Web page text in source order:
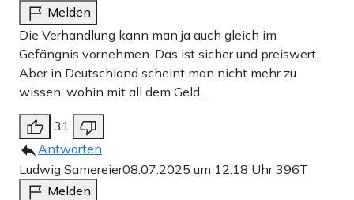
Melden
Die Verhandlung kann man ja auch gleich im
Gefängnis vornehmen. Das ist sicher und preiswert.
Aber in Deutschland scheint man nicht mehr zu
wissen, wohin mit all dem Geld…
31
Antworten
Ludwig Samereier08.07.2025 um 12:18 Uhr396T
Melden